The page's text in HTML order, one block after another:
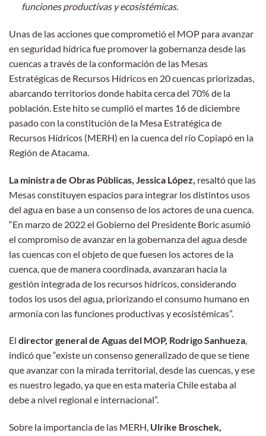
funciones productivas y ecosistémicas.
Unas de las acciones que comprometió el MOP para avanzar
en seguridad hídrica fue promover la gobernanza desde las
cuencas a través de la conformación de las Mesas
Estratégicas de Recursos Hídricos en 20 cuencas priorizadas,
abarcando territorios donde habita cerca del 70% de la
población. Este hito se cumplió el martes 16 de diciembre
pasado con la constitución de la Mesa Estratégica de
Recursos Hídricos (MERH) en la cuenca del río Copiapó en la
Región de Atacama.
La ministra de Obras Públicas, Jessica López, resaltó que las
Mesas constituyen espacios para integrar los distintos usos
del agua en base a un consenso de los actores de una cuenca.
“En marzo de 2022 el Gobierno del Presidente Boric asumió
el compromiso de avanzar en la gobernanza del agua desde
las cuencas con el objeto de que fuesen los actores de la
cuenca, que de manera coordinada, avanzaran hacia la
gestión integrada de los recursos hídricos, considerando
todos los usos del agua, priorizando el consumo humano en
armonía con las funciones productivas y ecosistémicas”.
El director general de Aguas del MOP, Rodrigo Sanhueza,
indicó que “existe un consenso generalizado de que se tiene
que avanzar con la mirada territorial, desde las cuencas, y ese
es nuestro legado, ya que en esta materia Chile estaba al
debe a nivel regional e internacional”.
Sobre la importancia de las MERH, Ulrike Broschek,